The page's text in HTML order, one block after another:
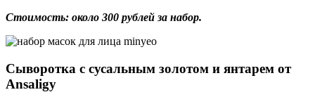
Стоимость: около 300 рублей за набор.
Сыворотка с сусальным золотом и янтарем от
Ansaligy